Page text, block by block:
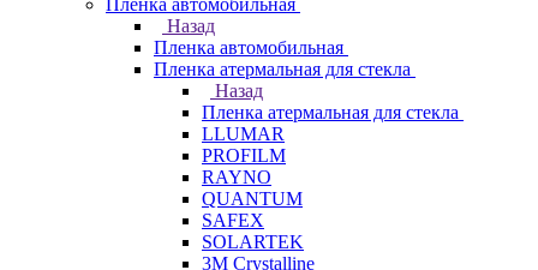
Пленка автомобильная
Назад
Пленка автомобильная
Пленка атермальная для стекла
Назад
Пленка атермальная для стекла
LLUMAR
PROFILM
RAYNO
QUANTUM
SAFEX
SOLARTEK
3M Crystalline